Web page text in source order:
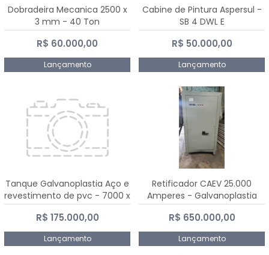
Dobradeira Mecanica 2500 x
3 mm - 40 Ton
R$ 60.000,00
Lançamento
Cabine de Pintura Aspersul -
SB 4 DWL E
R$ 50.000,00
Lançamento
Tanque Galvanoplastia Aço e
revestimento de pvc - 7000 x
2200 mm
R$ 175.000,00
Lançamento
Retificador CAEV 25.000
Amperes - Galvanoplastia
R$ 650.000,00
Lançamento